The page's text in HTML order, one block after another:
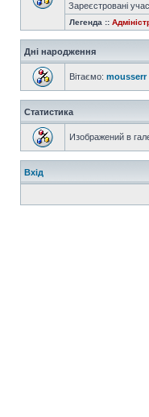
Зареєстровані
Легенда ::
Дні народження
Вітаємо: mousserr
Статистика
Изображений в
Вхід